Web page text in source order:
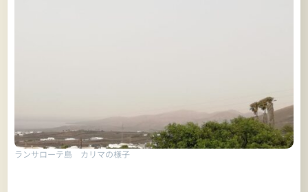
ランサローテ島 カリマの様子